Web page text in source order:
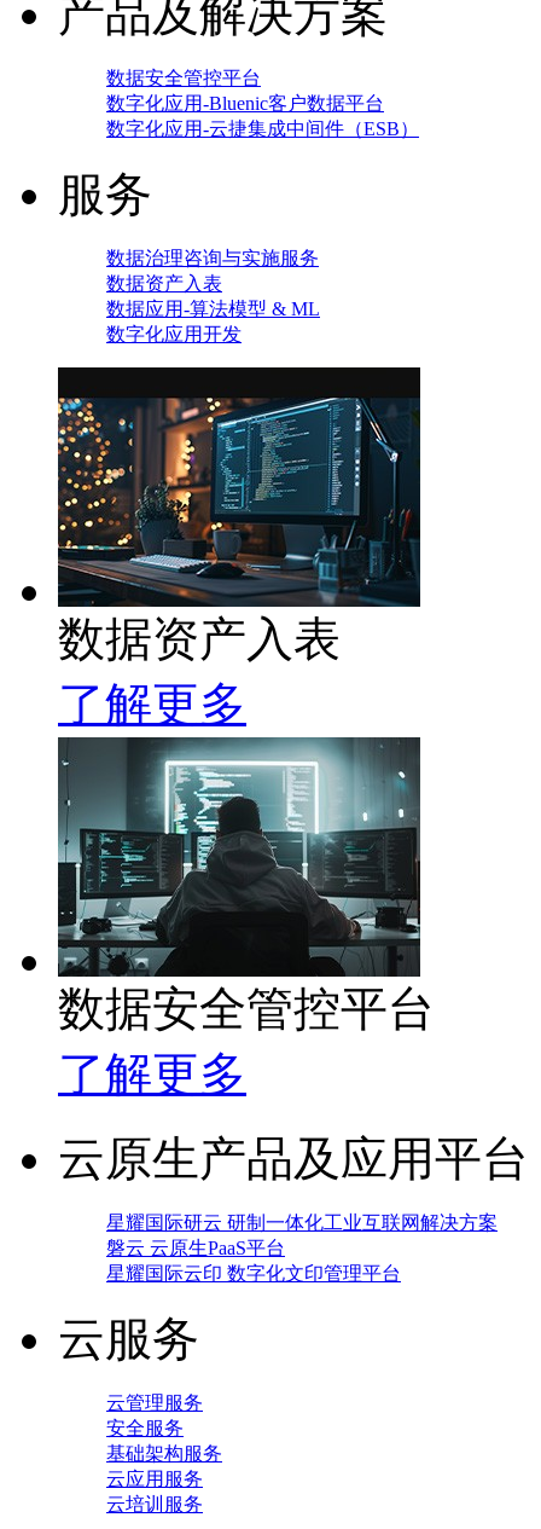
产品及解决方案
数据安全管控平台
数字化应用-Bluenic客户数据平台
数字化应用-云捷集成中间件（ESB）
服务
数据治理咨询与实施服务
数据资产入表
数据应用-算法模型 & ML
数字化应用开发
数据资产入表
了解更多
数据安全管控平台
了解更多
云原生产品及应用平台
星耀国际研云 研制一体化工业互联网解决方案
磐云 云原生PaaS平台
星耀国际云印 数字化文印管理平台
云服务
云管理服务
安全服务
基础架构服务
云应用服务
云培训服务